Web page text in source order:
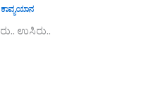
ಕಾವ್ಯಯಾನ
ಉಸಿರು..